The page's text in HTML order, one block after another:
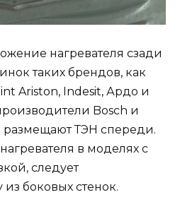
нагревателя сзади
таких брендов, как
Ariston, Indesit, Ардо и
Bosch и
размещают ТЭН спереди.
в моделях с
следует
боковых стенок.